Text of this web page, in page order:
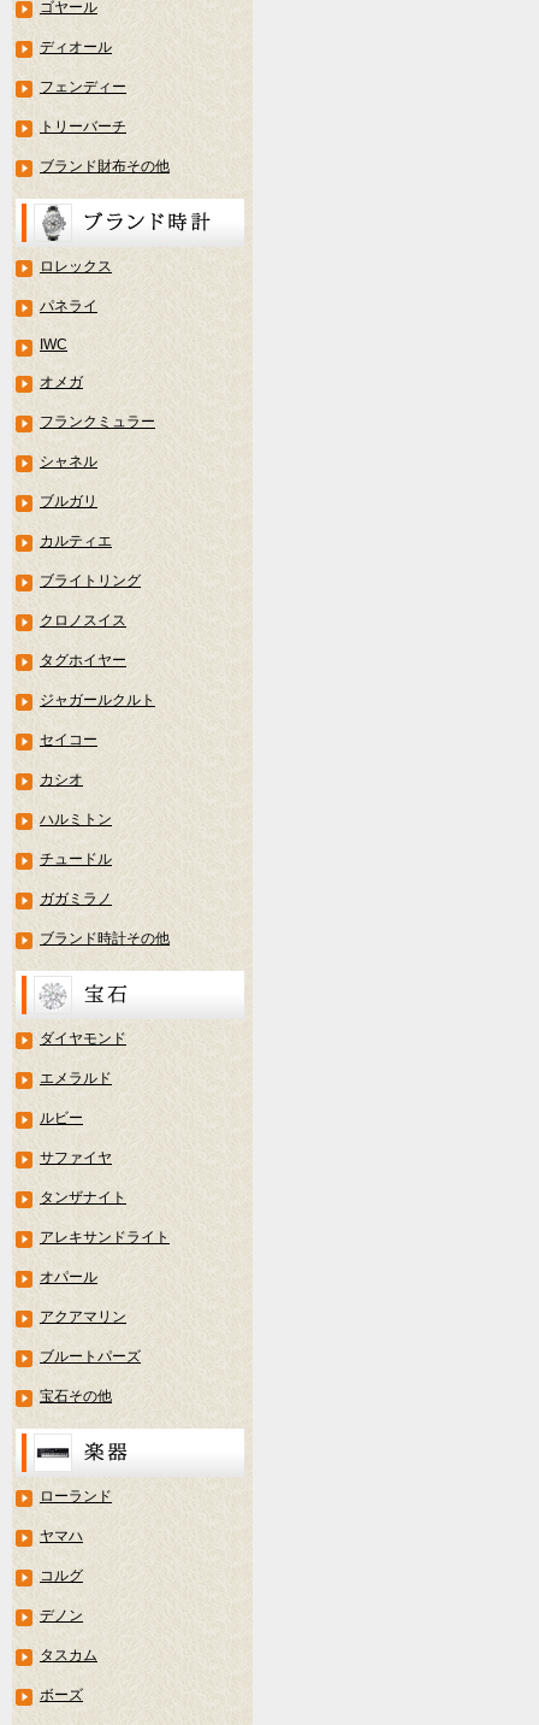
ゴヤール
ディオール
フェンディー
トリーバーチ
ブランド財布その他
ロレックス
パネライ
IWC
オメガ
フランクミュラー
シャネル
ブルガリ
カルティエ
ブライトリング
クロノスイス
タグホイヤー
ジャガールクルト
セイコー
カシオ
ハルミトン
チュードル
ガガミラノ
ブランド時計その他
ダイヤモンド
エメラルド
ルビー
サファイヤ
タンザナイト
アレキサンドライト
オパール
アクアマリン
ブルートパーズ
宝石その他
ローランド
ヤマハ
コルグ
デノン
タスカム
ボーズ